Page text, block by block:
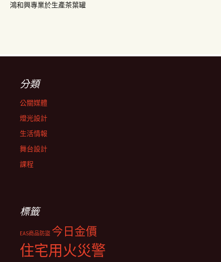
鴻和興專業於生產茶葉罐
分類
公關媒體
燈光設計
生活情報
舞台設計
課程
標籤
EAS商品防盜 今日金價
住宅用火災警